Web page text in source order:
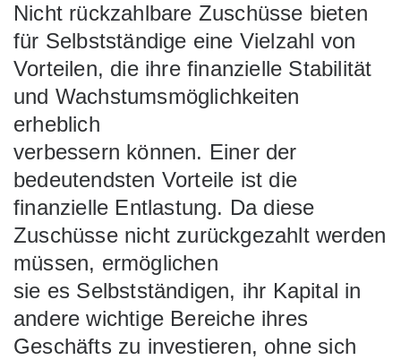
Nicht rückzahlbare Zuschüsse bieten
für Selbstständige eine Vielzahl von
Vorteilen, die ihre finanzielle Stabilität
und Wachstumsmöglichkeiten
erheblich
verbessern können. Einer der
bedeutendsten Vorteile ist die
finanzielle Entlastung. Da diese
Zuschüsse nicht zurückgezahlt werden
müssen, ermöglichen
sie es Selbstständigen, ihr Kapital in
andere wichtige Bereiche ihres
Geschäfts zu investieren, ohne sich